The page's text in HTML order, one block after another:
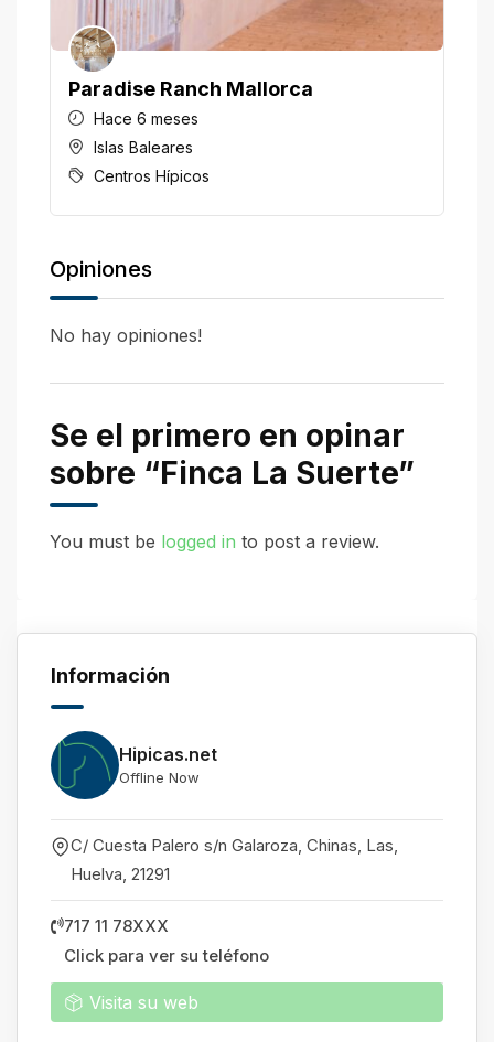
Paradise Ranch Mallorca
Hace 6 meses
Islas Baleares
Centros Hípicos
Opiniones
No hay opiniones!
Se el primero en opinar
sobre “Finca La Suerte”
You must be logged in to post a review.
Información
Hipicas.net
Offline Now
C/ Cuesta Palero s/n Galaroza, Chinas, Las,
Huelva, 21291
717 11 78XXX
Click para ver su teléfono
Visita su web